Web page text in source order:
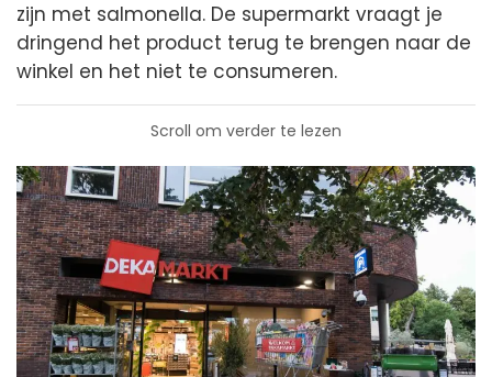
zijn met salmonella. De supermarkt vraagt je
dringend het product terug te brengen naar de
winkel en het niet te consumeren.
Scroll om verder te lezen